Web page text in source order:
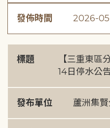
發佈時間 2026-
標題
【三重東區
14日停水公
發布單位 蘆洲集